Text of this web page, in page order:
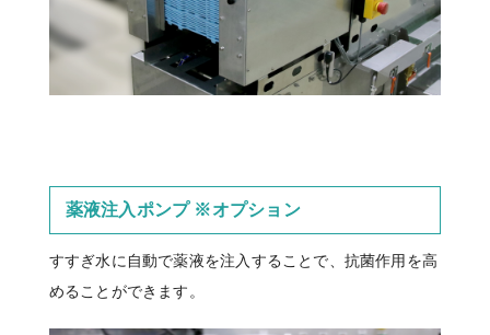
薬液注入ポンプ ※オプション
すすぎ水に自動で薬液を注入することで、抗菌作用を高
めることができます。